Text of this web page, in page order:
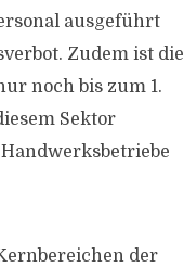
ausgeführt
Zudem ist die
noch bis zum 1.
Sektor
der